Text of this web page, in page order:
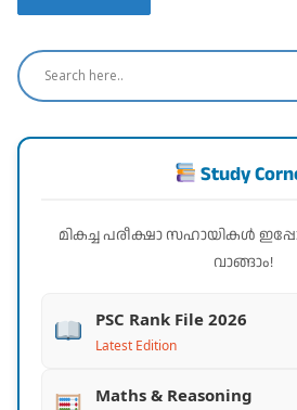
Study
മികച്ച പരീക്ഷാ സഹായികൾ
വാങ്ങാം!
PSC Rank File 2026
Latest Edition
Maths & Reasoning